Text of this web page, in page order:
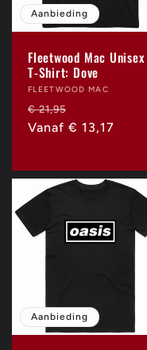
i
Aanbieding
Fleetwood Mac Unisex
T-Shirt: Dove
Verkoper:
FLEETWOOD MAC
Normale
prijs
€ 21,95
Vanaf € 13,17
Aanbieding